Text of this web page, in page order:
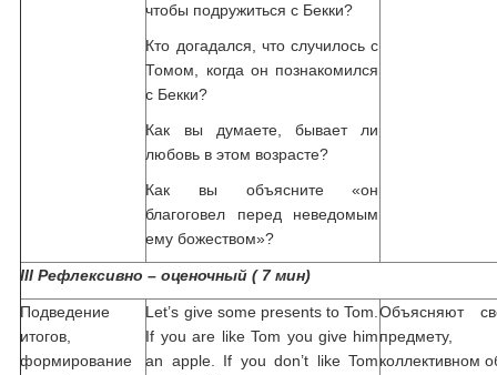
чтобы подружиться с Бекки?
Кто догадался, что случилось с
Томом, когда он познакомился
с Бекки?
Как вы думаете, бывает ли
любовь в этом возрасте?
Как вы объясните «он
благоговел перед неведомым
ему божеством»?
III Рефлексивно – оценочный ( 7 мин)
Подведение
итогов,
формирование
Let’s give some presents to Tom.
If you are like Tom you give him
an apple. If you don’t like Tom
Объясняют
предмету,
коллективном